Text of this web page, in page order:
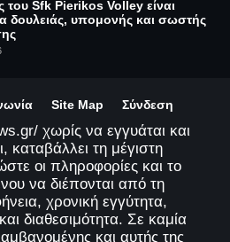
του Sfk Pierikos Volley είναι
δουλειάς, υπομονής και σωστής
Site Map Σύνδεση
χωρίς να εγγυάται και
καταβάλλει τη μέγιστη
οι πληροφορίες και το
να διέπονται από τη
χρονική εγγύτητα,
διαθεσιμότητα. Σε καμία
και αυτής της